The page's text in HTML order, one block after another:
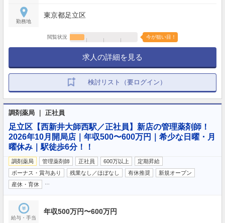
勤務地
東京都足立区
閲覧状況 今が狙い目！
求人の詳細を見る
検討リスト（要ログイン）
調剤薬局 ｜ 正社員
足立区【西新井大師西駅／正社員】新店の管理薬剤師！
2026年10月開局店｜年収500〜600万円｜希少な日曜・月
曜休み｜駅徒歩6分！！
調剤薬局 管理薬剤師 正社員 600万以上
定期昇給
ボーナス・賞与あり
残業なし／ほぼなし 有休推奨
新規オープン
産休・育休
給与・手当
年収500万円〜600万円